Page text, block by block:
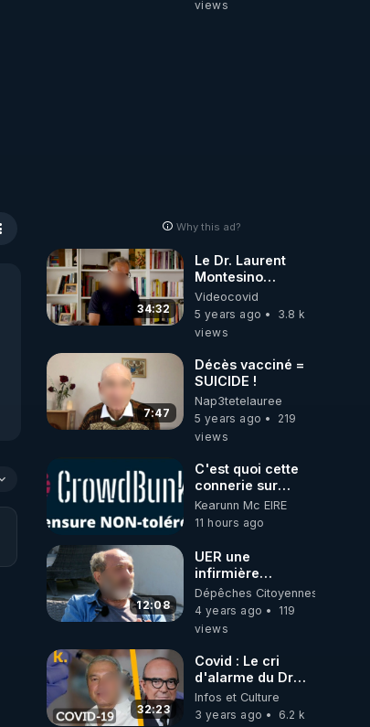
views
Why this ad?
34:32
Le Dr. Laurent
Montesino
Réanimateur - à
coeur ouvert
Videocovid
5 years ago
3.8 k
views
7:47
Décès vacciné =
SUICIDE !
Nap3tetelauree
5 years ago
219
views
C'est quoi cette
connerie sur
CrowdBunker
???? Si on ne
peut plus publier,
c'est un peu de la
censure. Ne
boucliers pour
voir mes vidéos,
c'est une arnaque
chaine et mon
travail sont
gratuits. Je
préfère la voir
Kearunn Mc EIRE
11 hours ago
12:08
UER une
infirmière
témoigne...
Dépêches Citoyennes
4 years ago
119
views
32:23
Covid : Le cri
d'alarme du Dr
Sabatier
Infos et Culture
3 years ago
6.2 k